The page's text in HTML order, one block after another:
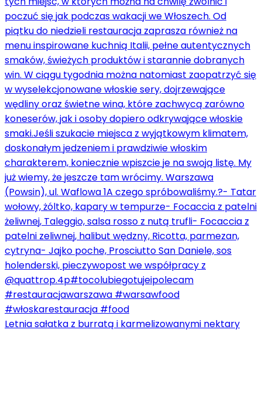
Letnia sałatka z burratą i karmelizowanymi nektary